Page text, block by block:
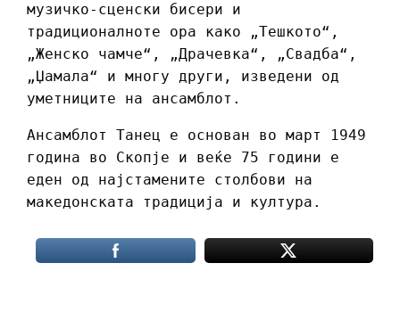
музичко-сценски бисери и
традиционалноте ора како „Тешкото“,
„Женско чамче“, „Драчевка“, „Свадба“,
„Џамала“ и многу други, изведени од
уметниците на ансамблот.
Ансамблот Танец е основан во март 1949
година во Скопје и веќе 75 години е
еден од најстамените столбови на
македонската традиција и култура.